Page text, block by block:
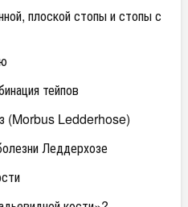
плоской стопы и стопы с
тейпов
(Morbus Ledderhose)
Леддерхозе